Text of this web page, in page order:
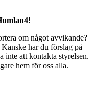
om något avvikande?
har du förslag på
inte att kontakta styrelsen.
hem för oss alla.